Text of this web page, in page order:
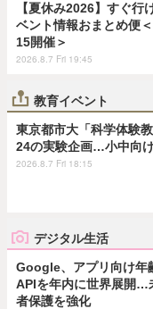
【夏休み2026】すぐ行
ベント情報おまとめ便
15開催＞
2026.8.7 Fri 19:45
教育イベント
東京都市大「科学体験教
24の実験企画…小中向
2026.8.7 Fri 18:15
デジタル生活
Google、アプリ向け年
APIを年内に世界展開…
者保護を強化